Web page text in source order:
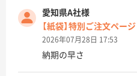
愛知県A社様
【紙袋】特別ご注文ページ
2026年07月28日 17:53
納期の早さ